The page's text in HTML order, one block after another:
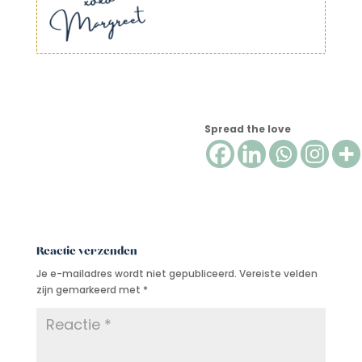
Spread the love
Reactie verzenden
Je e-mailadres wordt niet gepubliceerd. Vereiste velden
zijn gemarkeerd met *